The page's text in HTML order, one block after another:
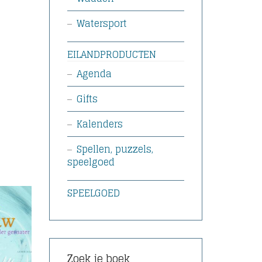
Watersport
EILANDPRODUCTEN
Agenda
Gifts
Kalenders
Spellen, puzzels,
speelgoed
SPEELGOED